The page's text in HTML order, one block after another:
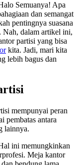
Semuanya! Apa
dan semangat
pentingnya suasana
Nah, dalam artikel ini,
partisi yang bisa
kita. Jadi, mari kita
lebih bagus dan
mempunyai peran
pembatas antara
lainnya.
ini memungkinkan
Meja kantor